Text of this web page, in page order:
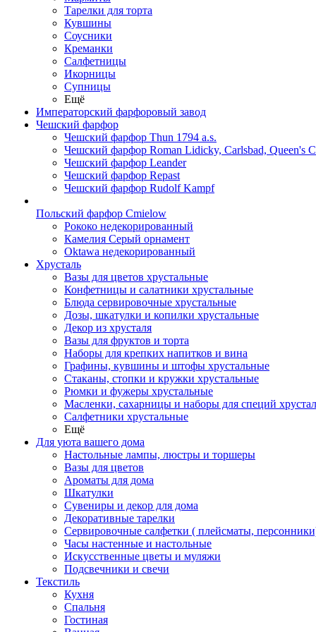
Тарелки для торта
Кувшины
Соусники
Креманки
Салфетницы
Икорницы
Супницы
Ещё
Императорский фарфоровый завод
Чешский фарфор
Чешский фарфор Thun 1794 a.s.
Чешский фарфор Roman Lidicky, Carlsbad, Queen's
Чешский фарфор Leander
Чешский фарфор Repast
Чешский фарфор Rudolf Kampf
Польский фарфор Сmielow
Рококо недекорированный
Камелия Серый орнамент
Oktawa недекорированный
Хрусталь
Вазы для цветов хрустальные
Конфетницы и салатники хрустальные
Блюда сервировочные хрустальные
Дозы, шкатулки и копилки хрустальные
Декор из хрусталя
Вазы для фруктов и торта
Наборы для крепких напитков и вина
Графины, кувшины и штофы хрустальные
Стаканы, стопки и кружки хрустальные
Рюмки и фужеры хрустальные
Масленки, сахарницы и наборы для специй
Салфетники хрустальные
Ещё
Для уюта вашего дома
Настольные лампы, люстры и торшеры
Вазы для цветов
Ароматы для дома
Шкатулки
Сувениры и декор для дома
Декоративные тарелки
Сервировочные салфетки ( плейсматы,
Часы настенные и настольные
Искусственные цветы и муляжи
Подсвечники и свечи
Текстиль
Кухня
Спальня
Гостиная